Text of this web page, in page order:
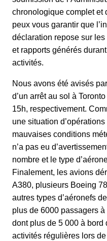
chronologique complet et
peux vous garantir que
déclaration repose sur
et rapports générés
activités.
Nous avons été avisés
d’un arrêt au sol à
15h, respectivement.
une situation
mauvaises conditions
n’a pas eu
nombre et le type
Finalement, les avions
A380, plusieurs Boeing
autres types d’aéronefs
plus de 6000 passagers
dont plus de 5 000 à
activités régulières lors